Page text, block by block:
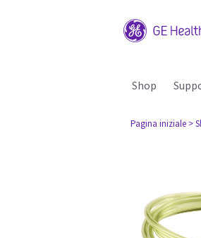
Shop
Pagina iniziale >